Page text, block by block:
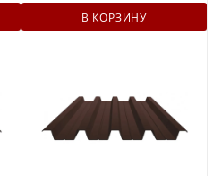
В КОРЗИНУ